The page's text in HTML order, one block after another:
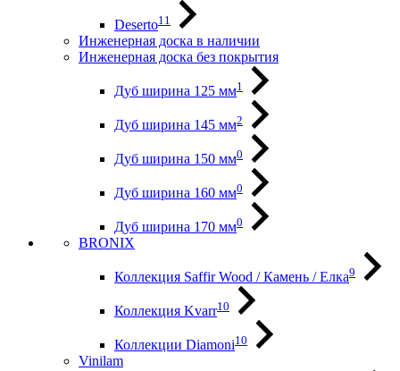
Deserto11
Инженерная доска в наличии
Инженерная доска без покрытия
Дуб ширина 125 мм1
Дуб ширина 145 мм2
Дуб ширина 150 мм0
Дуб ширина 160 мм0
Дуб ширина 170 мм0
BRONIX
Коллекция Saffir Wood / Камень / Елка9
Коллекция Kvarr10
Коллекции Diamoni10
Vinilam